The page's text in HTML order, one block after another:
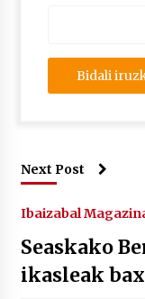
Next Post
Ibaizabal
Seaskako
ikasleak